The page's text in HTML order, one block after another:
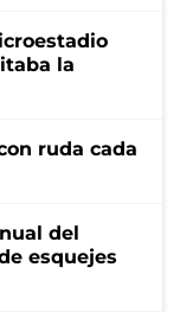
la
ruda cada
del
esquejes